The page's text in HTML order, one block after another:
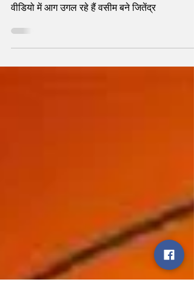
जितेंद्र बनते ही वसीम रिजवी ने मुस्लिम
धर्म के खिलाफ खोला मोर्चा कहा हिंदुत्व
करेंगे प्रचार
वीडियो में आग उगल रहे हैं वसीम बने जितेंद्र